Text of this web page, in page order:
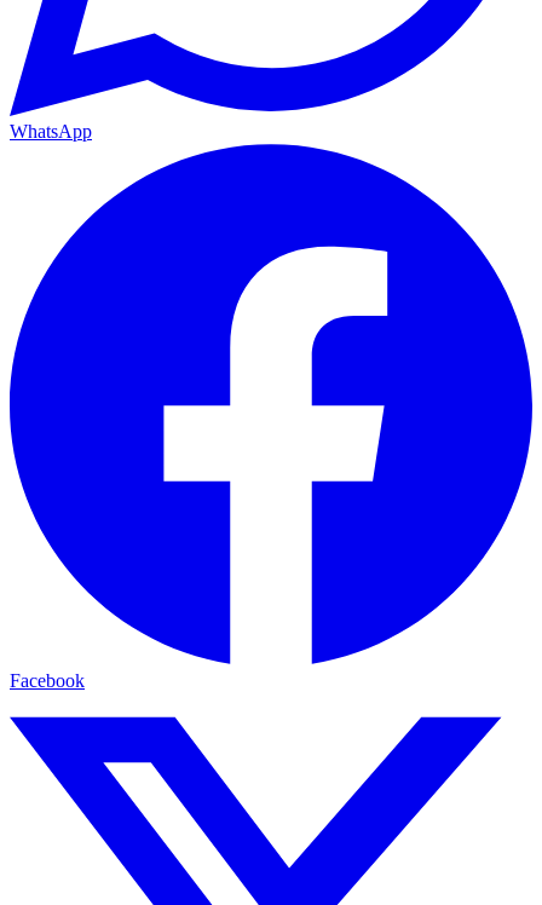
WhatsApp
Facebook